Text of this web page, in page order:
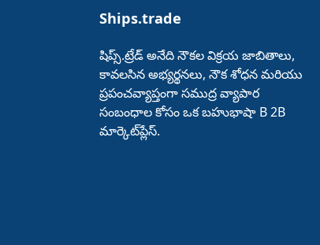
Ships.trade
షిప్స్.ట్రేడ్‌ అనేది నౌకల విక్రయ జాబితాలు,
కావలసిన అభ్యర్థనలు, నౌక శోధన మరియు
ప్రపంచవ్యాప్తంగా సముద్ర వ్యాపార
సంబంధాల కోసం ఒక బహుభాషా B 2B
మార్కెట్‌ప్లేస్‌.